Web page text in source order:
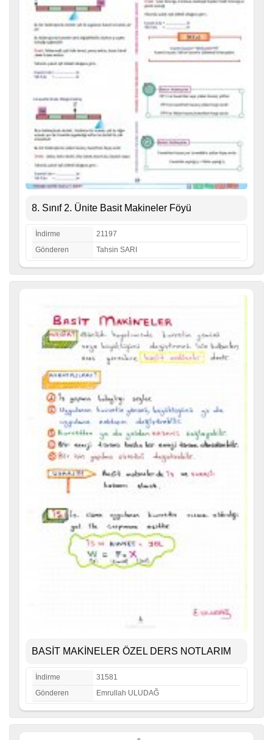
8. Sınıf 2. Ünite Basit Makineler Föyü
İndirme
21197
Gönderen
Tahsin SARI
BASİT MAKİNELER ÖZEL DERS NOTLARIM
İndirme
31581
Gönderen
Emrullah ULUDAĞ